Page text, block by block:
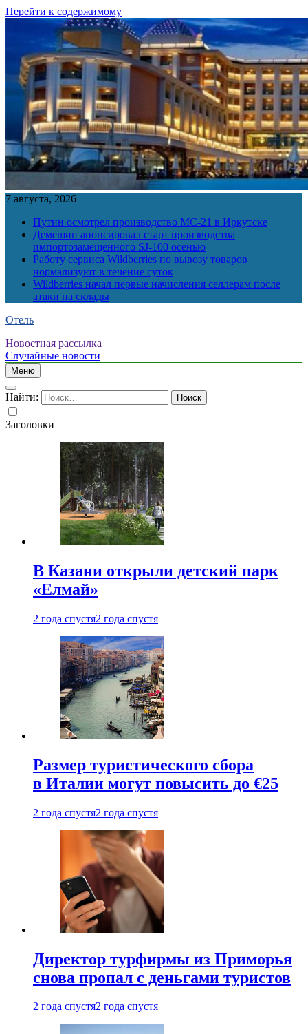
Перейти к содержимому
7 августа, 2026
Путин осмотрел производство МС-21 в Иркутске
Демешин анонсировал старт производства
импортозамещенного SJ-100 осенью
Работу сервиса Wildberries по вывозу товаров
нормализуют в течение суток
Wildberries начал первые начисления селлерам после
атаки на склады
Отель
Новостная рассылка
Случайные новости
Меню
Найти:
Заголовки
В Казани открыли детский парк
«Елмай»
2 года спустя2 года спустя
Размер туристического сбора
в Италии могут повысить до €25
2 года спустя2 года спустя
Директор турфирмы из Приморья
снова пропал с деньгами туристов
2 года спустя2 года спустя